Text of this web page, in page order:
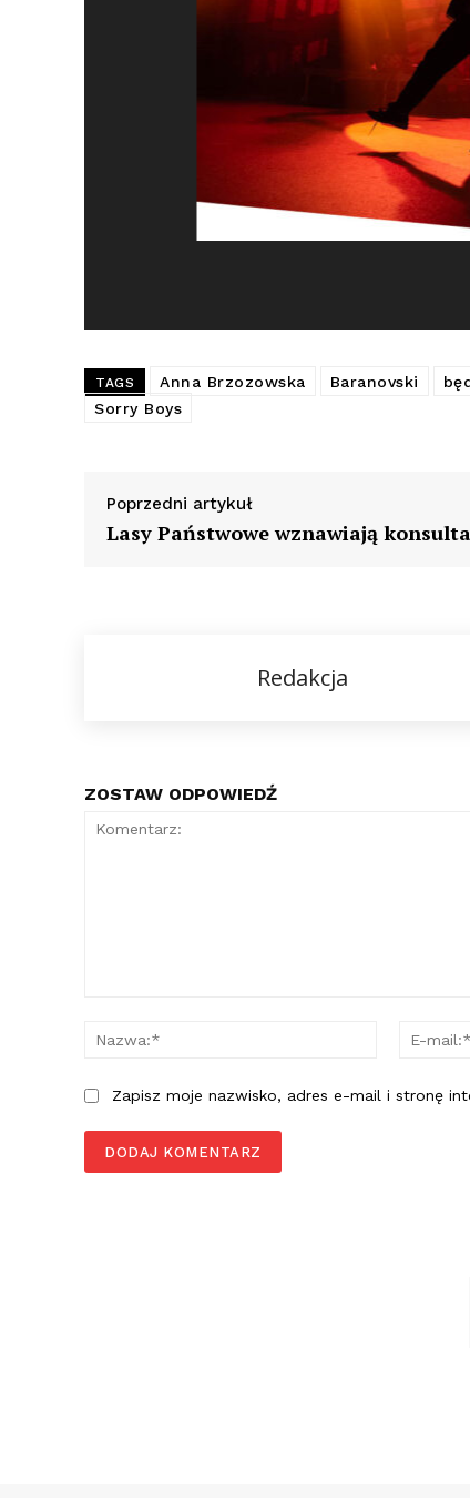
TAGS Anna Brzozowska Baranovski
Sorry Boys
Poprzedni artykuł
Lasy Państwowe wznawiają
Redakcja
ZOSTAW ODPOWIEDŹ
Nazwa:*
Zapisz moje nazwisko, adres e-mail i stronę